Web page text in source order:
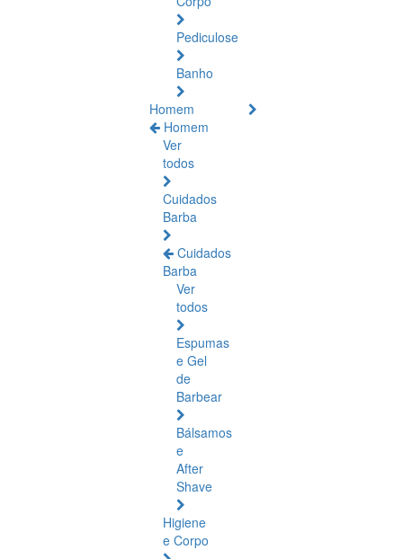
Pediculose
Banho
Homem
Homem
Ver
todos
Cuidados
Barba
Cuidados
Barba
Ver
todos
Espumas
e Gel
de
Barbear
Bálsamos
e
After
Shave
Higiene
e Corpo